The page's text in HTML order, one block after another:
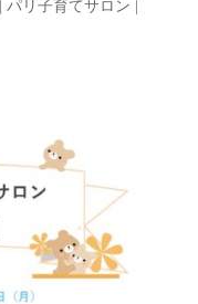
パリ子育てサロン